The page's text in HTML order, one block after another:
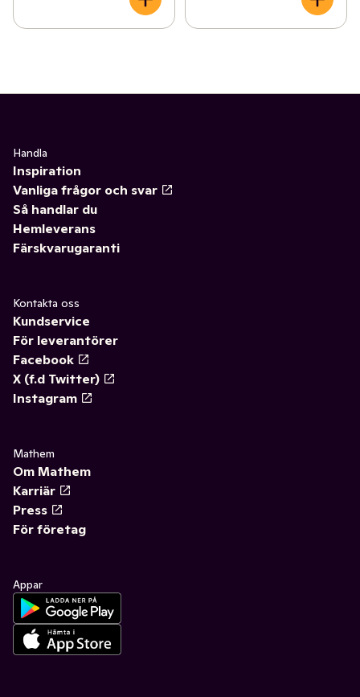
Handla
Inspiration
Vanliga frågor och svar
Så handlar du
Hemleverans
Färskvarugaranti
Kontakta oss
Kundservice
För leverantörer
Facebook
X (f.d Twitter)
Instagram
Mathem
Om Mathem
Karriär
Press
För företag
Appar